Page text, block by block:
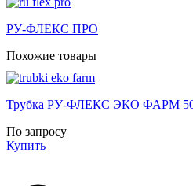
РУ-ФЛЕКС ПРО
Похожие товары
Трубка РУ-ФЛЕКС ЭКО ФАРМ
По запросу
Купить